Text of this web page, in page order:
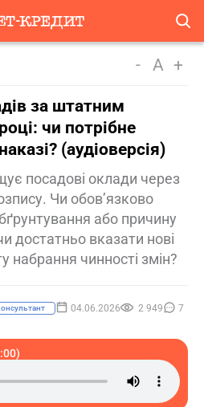
- A +
за штатним
чи потрібне
(аудіоверсія)
посадові оклади через
Чи обов’язково
або причину
достатньо вказати нові
набрання чинності змін?
04.06.2026 2 949 7